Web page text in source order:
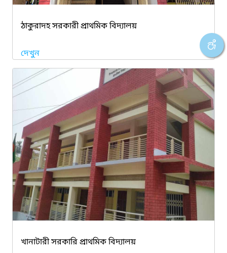
ঠাকুরাদহ সরকারী প্রাথমিক বিদ্যালয়
দেখুন
খানাটারী সরকারি প্রাথমিক বিদ্যালয়